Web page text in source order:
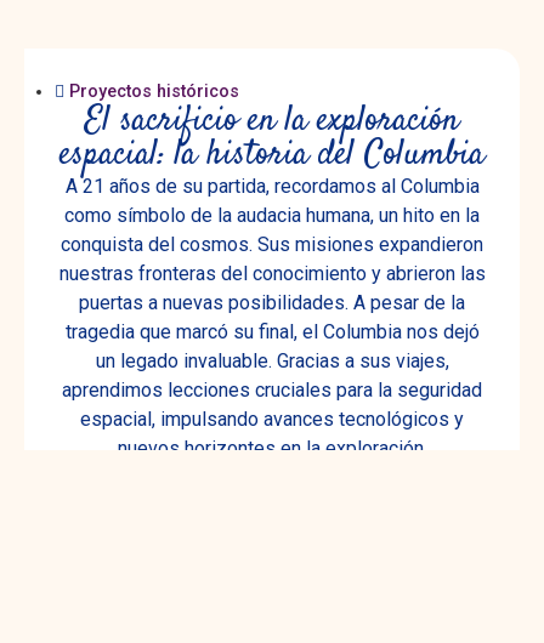
Proyectos históricos
El sacrificio en la exploración
espacial: la historia del Columbia
A 21 años de su partida, recordamos al Columbia
como símbolo de la audacia humana, un hito en la
conquista del cosmos. Sus misiones expandieron
nuestras fronteras del conocimiento y abrieron las
puertas a nuevas posibilidades. A pesar de la
tragedia que marcó su final, el Columbia nos dejó
un legado invaluable. Gracias a sus viajes,
aprendimos lecciones cruciales para la seguridad
espacial, impulsando avances tecnológicos y
nuevos horizontes en la exploración.